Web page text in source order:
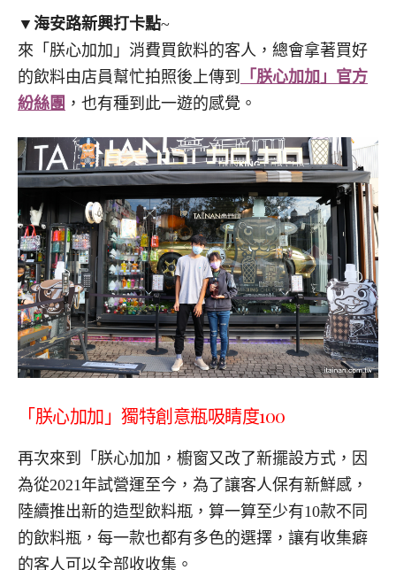
▼ 海安路新興打卡點~
來「朕心加加」消費買飲料的客人，總會拿著買好
的飲料由店員幫忙拍照後上傳到
「朕心加加」官方
紛絲團 ，也有種到此一遊的感覺。
「朕心加加」獨特創意瓶吸睛度100
再次來到「朕心加加，櫥窗又改了新擺設方式，因
為從2021年試營運至今，為了讓客人保有新鮮感，
陸續推出新的造型飲料瓶，算一算至少有10款不同
的飲料瓶，每一款也都有多色的選擇，讓有收集癖
的客人可以全部收收集。